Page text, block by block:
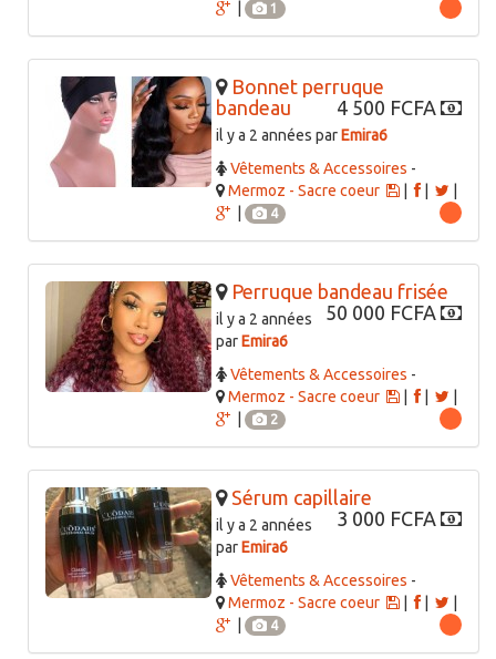
1
Bonnet perruque
bandeau
4 500 FCFA
il y a 2 années parEmira6
Vêtements & Accessoires -
Mermoz - Sacre coeur
|
4
Perruque bandeau frisée
50 000 FCFA
il y a 2 années
parEmira6
Vêtements & Accessoires -
Mermoz - Sacre coeur
|
2
Sérum capillaire
3 000 FCFA
il y a 2 années
parEmira6
Vêtements & Accessoires -
Mermoz - Sacre coeur
|
4